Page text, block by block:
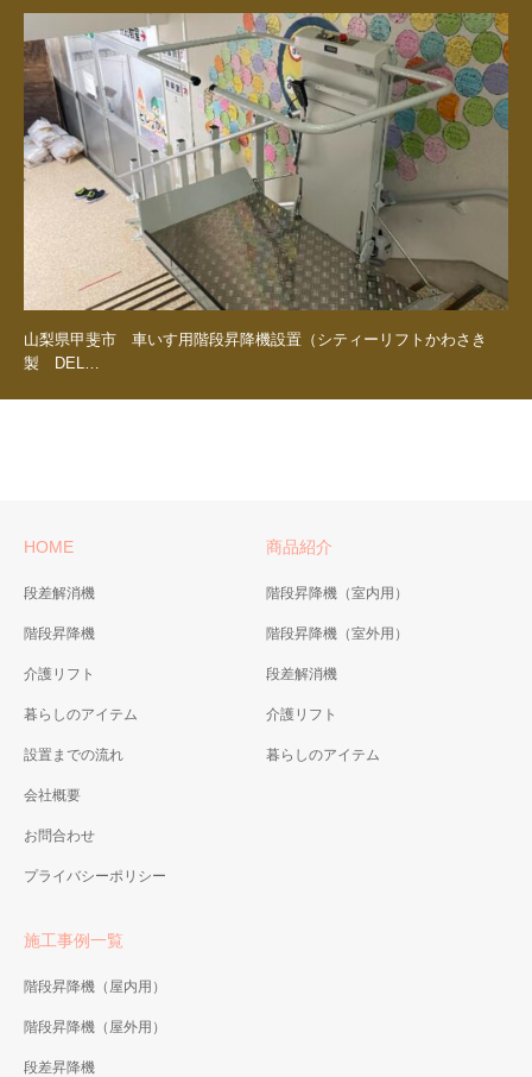
山梨県甲斐市 車いす用階段昇降機設置（シティーリフトかわさき
製 DEL…
HOME
段差解消機
階段昇降機
介護リフト
暮らしのアイテム
設置までの流れ
会社概要
お問合わせ
プライバシーポリシー
商品紹介
階段昇降機（室内用）
階段昇降機（室外用）
段差解消機
介護リフト
暮らしのアイテム
施工事例一覧
階段昇降機（屋内用）
階段昇降機（屋外用）
段差昇降機